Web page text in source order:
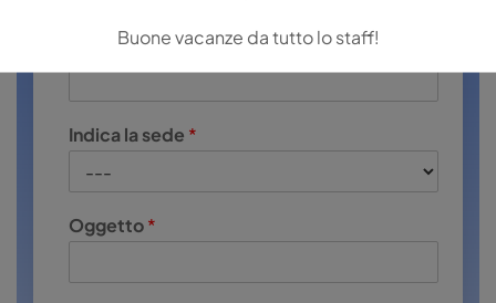
*
Indica la sede *
Oggetto*
Buone vacanze da tutto lo staff!